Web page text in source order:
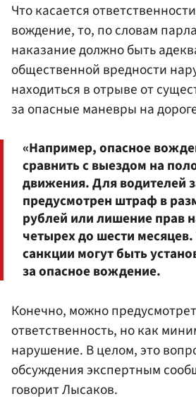
Что касается
вождение, то, по словам
наказание должно быть
общественной вредности
находиться в отрыве от
за опасные маневры на
«Например, опасное
сравнить с выездом на
движения. Для водителей
предусмотрен штраф в
рублей или лишение прав
четырех до шести
санкции могут быть
за опасное вождение.
Конечно, можно
ответственность, но как
нарушение. В целом, это
обсуждения экспертным
говорит Лысаков.